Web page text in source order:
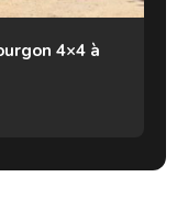
4×4 à